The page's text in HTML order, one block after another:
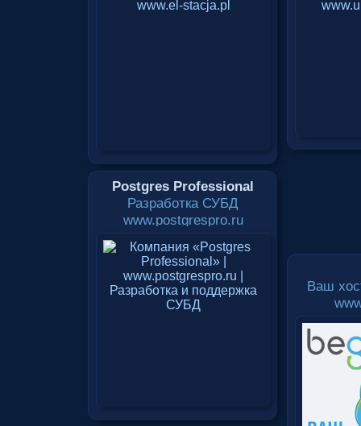
Postgres Professional
Разработка СУБД
www.postgrespro.ru
Ваш